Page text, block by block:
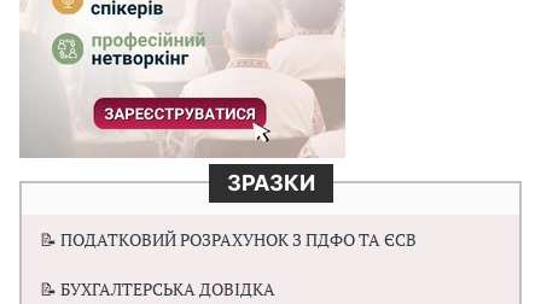
ЗРАЗКИ
📝 ПОДАТКОВИЙ РОЗРАХУНОК З ПДФО ТА ЄСВ
📝 БУХГАЛТЕРСЬКА ДОВІДКА